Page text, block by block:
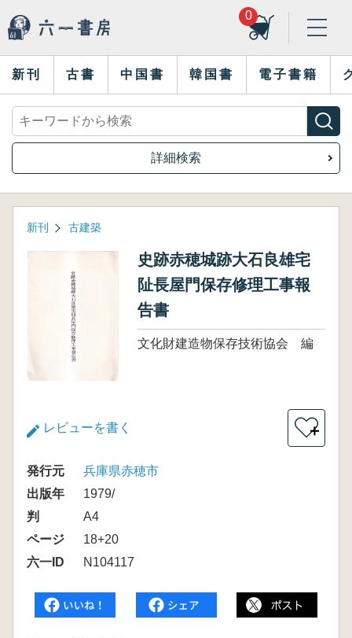
0
新刊 古書 中国書 韓国書 電子書籍
詳細検索
新刊 古建築
史跡赤穂城跡大石良雄宅
阯長屋門保存修理工事報
告書
文化財建造物保存技術協会 編
レビューを書く ＋
発行元
兵庫県赤穂市
出版年
1979/
判
A4
ページ
18+20
六一ID
N104117